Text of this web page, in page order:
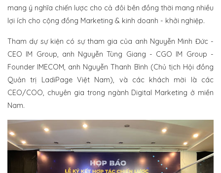
mang ý nghĩa chiến lược cho cả đôi bên đồng thời mang nhiều
lợi ích cho cộng đồng Marketing & kinh doanh - khởi nghiệp.
Tham dự sự kiện có sự tham gia của anh Nguyễn Minh Đức -
CEO IM Group, anh Nguyễn Tùng Giang - CGO IM Group -
Founder IMECOM, anh Nguyễn Thanh Bình (Chủ tịch Hội đồng
Quản trị LadiPage Việt Nam), và các khách mời là các
CEO/COO, chuyên gia trong ngành Digital Marketing ở miền
Nam.